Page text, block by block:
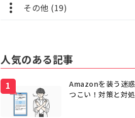
その他 (19)
人気のある記事
Amazonを装う迷
つこい！対策と対